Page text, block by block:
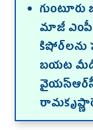
మాజీ ఎంపీ
కిషోర్‌లను
బయట